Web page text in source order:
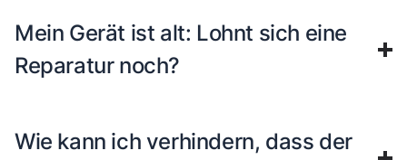
Mein Gerät ist alt: Lohnt sich eine
Reparatur noch?
Wie kann ich verhindern, dass der